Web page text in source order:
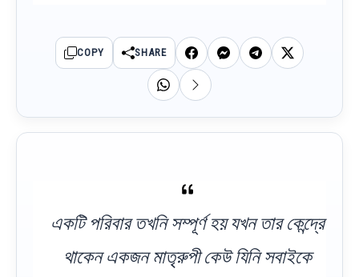
COPY SHARE
একটি পরিবার তখনি সম্পূর্ণ হয় যখন তার কেন্দ্রে
থাকেন একজন মাতৃরুপী কেউ যিনি সবাইকে